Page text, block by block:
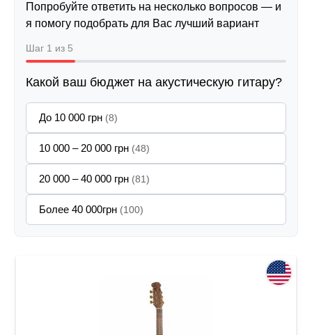
Попробуйте ответить на несколько вопросов — и
я помогу подобрать для Вас лучший вариант
Шаг 1 из 5
Какой ваш бюджет на акустическую гитару?
До 10 000 грн (8)
10 000 – 20 000 грн (48)
20 000 – 40 000 грн (81)
Более 40 000грн (100)